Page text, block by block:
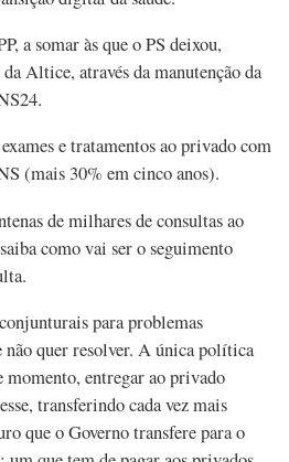
a somar às que o PS deixou,
Altice, através da manutenção da
e tratamentos ao privado com
(mais 30% em cinco anos).
de milhares de consultas ao
como vai ser o seguimento
para problemas
não quer resolver. A única política
momento, entregar ao privado
transferindo cada vez mais
que o Governo transfere para o